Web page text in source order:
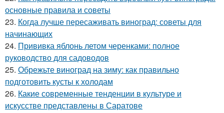
основные правила и советы
23. Когда лучше пересаживать виноград: советы для
начинающих
24. Прививка яблонь летом черенками: полное
руководство для садоводов
25. Обрежьте виноград на зиму: как правильно
подготовить кусты к холодам
26. Какие современные тенденции в культуре и
искусстве представлены в Саратове